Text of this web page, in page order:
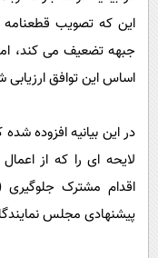
این که تصویب قطعنامه
جبهه تضعیف می کند،
اساس این توافق ارزیابی
در این بیانیه افزوده
لایحه ای را که از
اقدام مشترک جلوگیری
پیشنهادی مجلس